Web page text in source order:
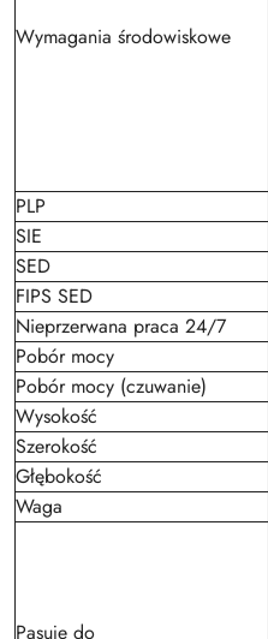
Wymagania środowiskowe
PLP
SIE
SED
FIPS SED
Nieprzerwana praca 24/7
Pobór mocy
Pobór mocy (czuwanie)
Wysokość
Szerokość
Głębokość
Waga
Pasuje do